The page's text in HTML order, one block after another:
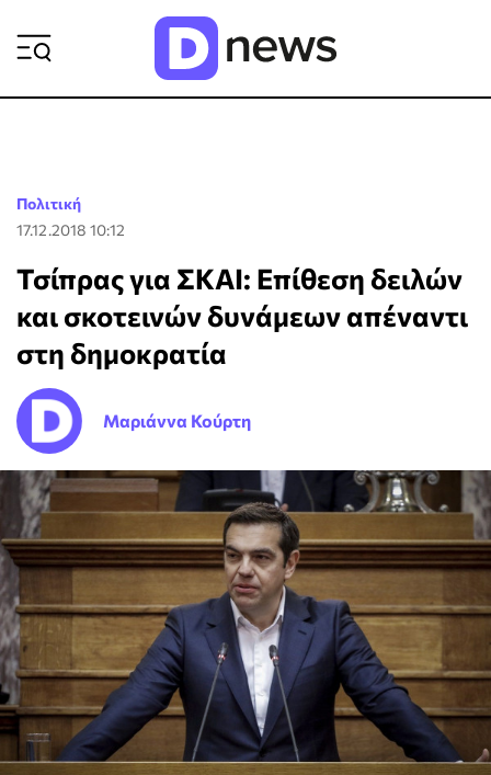
Πολιτική
17.12.2018 10:12
Τσίπρας για ΣΚΑΙ: Επίθεση δειλών
και σκοτεινών δυνάμεων απέναντι
στη δημοκρατία
Μαριάννα Κούρτη